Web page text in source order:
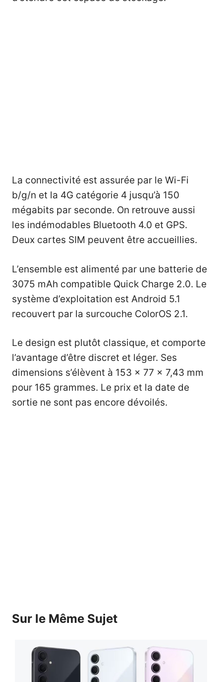
La connectivité est assurée par le Wi-Fi
b/g/n et la 4G catégorie 4 jusqu’à 150
mégabits par seconde. On retrouve aussi
les indémodables Bluetooth 4.0 et GPS.
Deux cartes SIM peuvent être accueillies.
L’ensemble est alimenté par une batterie de
3075 mAh compatible Quick Charge 2.0. Le
système d’exploitation est Android 5.1
recouvert par la surcouche ColorOS 2.1.
Le design est plutôt classique, et comporte
l’avantage d’être discret et léger. Ses
dimensions s’élèvent à 153 x 77 x 7,43 mm
pour 165 grammes. Le prix et la date de
sortie ne sont pas encore dévoilés.
Sur le Même Sujet